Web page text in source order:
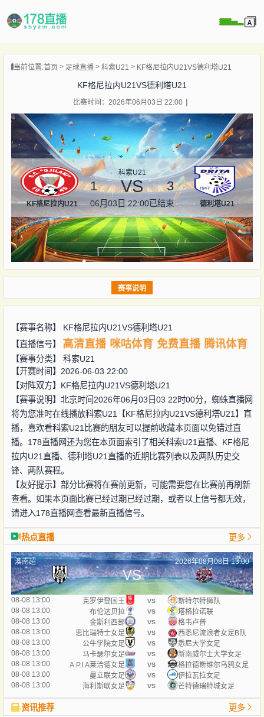
当前位置:首页 足球直播 科索U21 KF格尼拉内U21VS德利塔U21
KF格尼拉内U21VS德利塔U21
比赛时间：2026年06月03日 22:00
KF格尼拉内U21
科索U21
1 VS 3
06月03日 22:00已结束 德利塔U21
赛事说明
【赛事名称】 KF格尼拉内U21VS德利塔U21
【直播信号】
高清直播 咪咕体育 免费直播 腾讯体育
【赛事分类】 科索U21
【开赛时间】2026-06-03 22:00
【对阵双方】 KF格尼拉内U21VS德利塔U21
【赛事说明】北京时间2026年06月03日03 22时00分，蜘蛛直播网
将为您准时在线播放科索U21【KF格尼拉内U21VS德利塔U21】直
播，喜欢看科索U21比赛的朋友可以提前收藏本页面以免错过直
播。178直播网还为您在本页面索引了相关科索U21直播、KF格尼
拉内U21直播、德利塔U21直播的近期比赛列表以及两队历史交
锋、两队赛程。
【友好提示】部分比赛将在赛前更新，可能需要您在比赛前再刷新
查看。如果本页面比赛已经过期已经过期，或者以上信号都无效，
请进入178直播网查看最新直播信号。
热点直播 更多
澳南超 2026年08月08日 13:00
VS
08-08 13:00 克罗伊登国王 vs
斯特尔特狮队
08-08 13:00
布伦达贝拉 vs
塔格拉诺联
08-08 13:00
金斯利西部 vs
格韦卢普
08-08 13:00
思比瑞特士女足 vs
西悉尼流浪者女足B队
08-08 13:00
公牛学院女足 vs
悉尼大学女足
08-08 13:00
马卡瑟尔女足 vs
新南威尔士大学女足
08-08 13:00
A.P.I.A莱洽德女足 vs
格拉德斯维尔乌鸦女足
08-08 13:00
曼立联女足 vs
伊拉瓦拉女足
08-08 13:00
海利斯联女足 vs 芒特德瑞特城女足
资讯推荐 更多